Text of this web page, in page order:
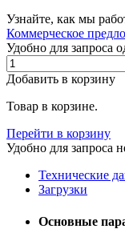
Узнайте, как мы
Коммерческое
Удобно для запроса
Добавить в корзину
Товар в корзине.
Перейти в корзину
Удобно для запроса
Технические
Загрузки
Основные